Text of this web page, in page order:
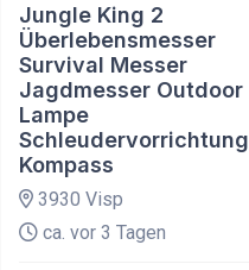
Jungle King 2
Überlebensmesser
Survival Messer
Jagdmesser Outdoor
Lampe
Schleudervorrichtung
Kompass
3930 Visp
ca. vor 3 Tagen